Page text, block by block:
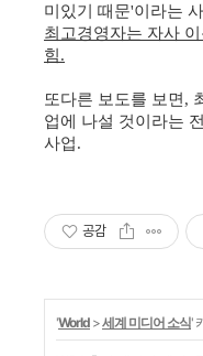
미있기 때문'이라는
최고경영자는 자사
힘.
또다른 보도를 보면,
업에 나설 것이라는
사업.
공감
'World >세계 미디어 소식'